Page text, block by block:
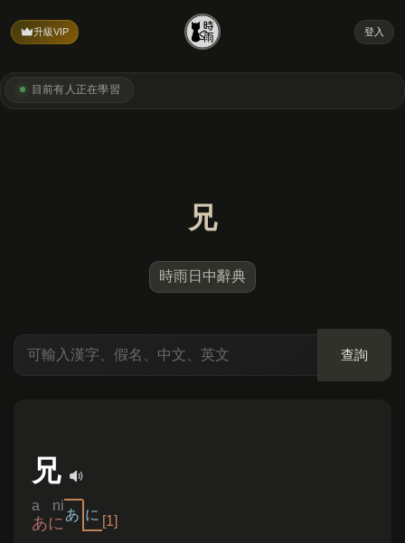
升級VIP 登入
目前有 人正在學習
兄
時雨日中辭典
查詢
兄
a ni
あにあ に [1]